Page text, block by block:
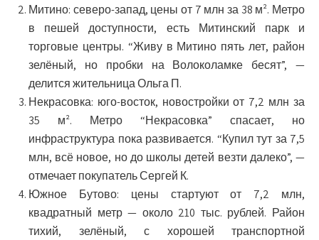
Митино: северо-запад, цены от 7 млн за 38 м². Метро
в пешей доступности, есть Митинский парк и
торговые центры. “Живу в Митино пять лет, район
зелёный, но пробки на Волоколамке бесят”, —
делится жительница Ольга П.
Некрасовка: юго-восток, новостройки от 7,2 млн за
35 м². Метро “Некрасовка” спасает, но
инфраструктура пока развивается. “Купил тут за 7,5
млн, всё новое, но до школы детей везти далеко”, —
отмечает покупатель Сергей К.
Южное Бутово: цены стартуют от 7,2 млн,
квадратный метр — около 210 тыс. рублей. Район
тихий, зелёный, с хорошей транспортной